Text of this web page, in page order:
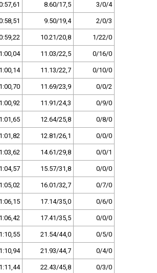
8.60/17,5 3/0/4
9.50/19,4 2/0/3
10.21/20,8 1/22/0
11.03/22,5 0/16/0
11.13/22,7 0/10/0
11.69/23,9 0/0/2
11.91/24,3 0/9/0
12.64/25,8 0/8/0
12.81/26,1 0/0/0
14.61/29,8 0/0/1
15.57/31,8 0/0/0
16.01/32,7 0/7/0
17.14/35,0 0/6/0
17.41/35,5 0/0/0
21.54/44,0 0/5/0
21.93/44,7 0/4/0
22.43/45,8 0/3/0